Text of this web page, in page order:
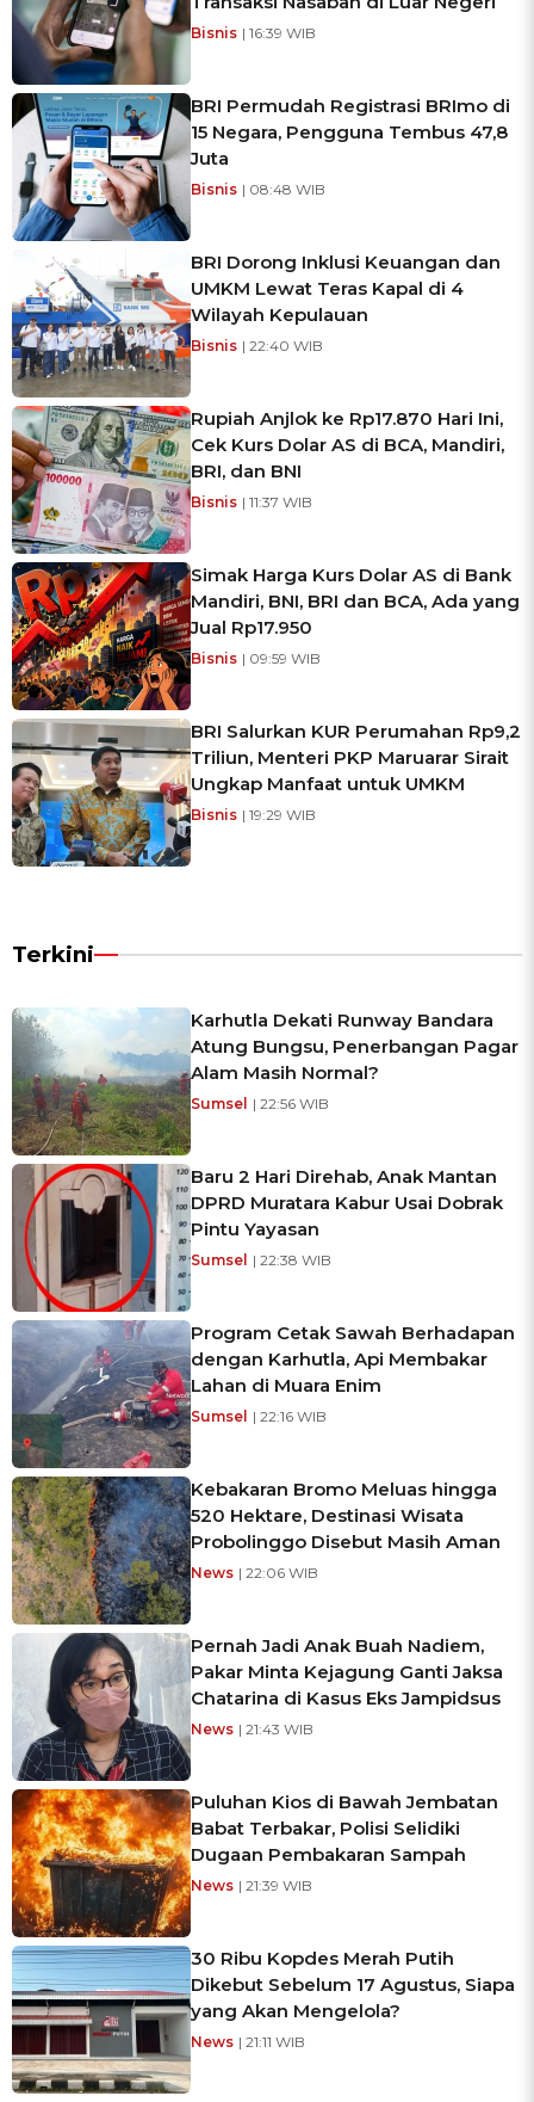
Bisnis | 16:39 WIB
BRI Permudah Registrasi BRImo di
15 Negara, Pengguna Tembus 47,8
Juta
Bisnis | 08:48 WIB
BRI Dorong Inklusi Keuangan dan
UMKM Lewat Teras Kapal di 4
Wilayah Kepulauan
Bisnis | 22:40 WIB
Rupiah Anjlok ke Rp17.870 Hari Ini,
Cek Kurs Dolar AS di BCA, Mandiri,
BRI, dan BNI
Bisnis | 11:37 WIB
Simak Harga Kurs Dolar AS di Bank
Mandiri, BNI, BRI dan BCA, Ada yang
Jual Rp17.950
Bisnis | 09:59 WIB
BRI Salurkan KUR Perumahan Rp9,2
Triliun, Menteri PKP Maruarar Sirait
Ungkap Manfaat untuk UMKM
Bisnis | 19:29 WIB
Terkini
Karhutla Dekati Runway Bandara
Atung Bungsu, Penerbangan Pagar
Alam Masih Normal?
Sumsel | 22:56 WIB
Baru 2 Hari Direhab, Anak Mantan
DPRD Muratara Kabur Usai Dobrak
Pintu Yayasan
Sumsel | 22:38 WIB
Program Cetak Sawah Berhadapan
dengan Karhutla, Api Membakar
Lahan di Muara Enim
Sumsel | 22:16 WIB
Kebakaran Bromo Meluas hingga
520 Hektare, Destinasi Wisata
Probolinggo Disebut Masih Aman
News | 22:06 WIB
Pernah Jadi Anak Buah Nadiem,
Pakar Minta Kejagung Ganti Jaksa
Chatarina di Kasus Eks Jampidsus
News | 21:43 WIB
Puluhan Kios di Bawah Jembatan
Babat Terbakar, Polisi Selidiki
Dugaan Pembakaran Sampah
News | 21:39 WIB
30 Ribu Kopdes Merah Putih
Dikebut Sebelum 17 Agustus, Siapa
yang Akan Mengelola?
News | 21:11 WIB